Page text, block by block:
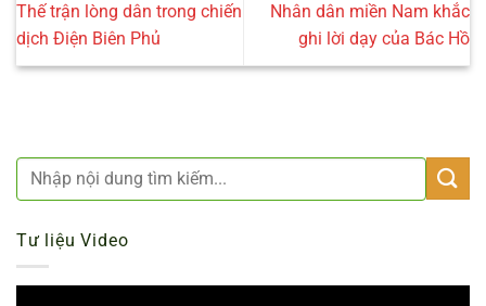
Thế trận lòng dân trong chiến
dịch Điện Biên Phủ
Nhân dân miền Nam khắc
ghi lời dạy của Bác Hồ
Tư liệu Video